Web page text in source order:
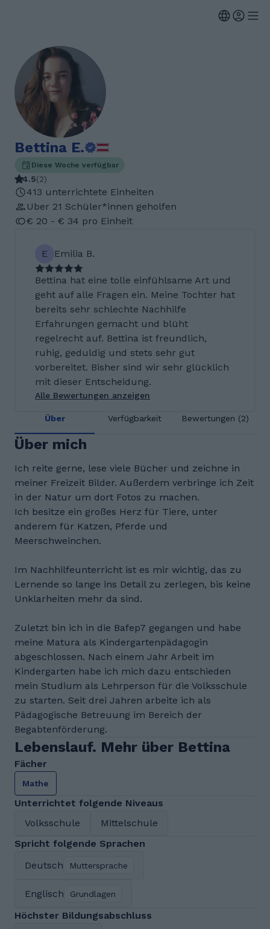
Bettina E.
Diese Woche verfügbar
4.5(2)
413 unterrichtete Einheiten
Uber 21 Schüler*innen geholfen
€ 20 - € 34 pro Einheit
E Emilia B.
Bettina hat eine tolle einfühlsame Art und
geht auf alle Fragen ein. Meine Tochter hat
bereits sehr schlechte Nachhilfe
Erfahrungen gemacht und blüht
regelrecht auf. Bettina ist freundlich,
ruhig, geduldig und stets sehr gut
vorbereitet. Bisher sind wir sehr glücklich
mit dieser Entscheidung.
Alle Bewertungen anzeigen
Über Verfügbarkeit Bewertungen (2)
Über mich
Ich reite gerne, lese viele Bücher und zeichne in
meiner Freizeit Bilder. Außerdem verbringe ich Zeit
in der Natur um dort Fotos zu machen.
Ich besitze ein großes Herz für Tiere, unter
anderem für Katzen, Pferde und
Meerschweinchen.
Im Nachhilfeunterricht ist es mir wichtig, das zu
Lernende so lange ins Detail zu zerlegen, bis keine
Unklarheiten mehr da sind.
Zuletzt bin ich in die Bafep7 gegangen und habe
meine Matura als Kindergartenpädagogin
abgeschlossen. Nach einem Jahr Arbeit im
Kindergarten habe ich mich dazu entschieden
mein Studium als Lehrperson für die Volksschule
zu starten. Seit drei Jahren arbeite ich als
Pädagogische Betreuung im Bereich der
Begabtenförderung.
Lebenslauf. Mehr über Bettina
Fächer
Mathe
Unterrichtet folgende Niveaus
Volksschule
Mittelschule
Spricht folgende Sprachen
Deutsch
Muttersprache
Englisch Grundlagen
Höchster Bildungsabschluss